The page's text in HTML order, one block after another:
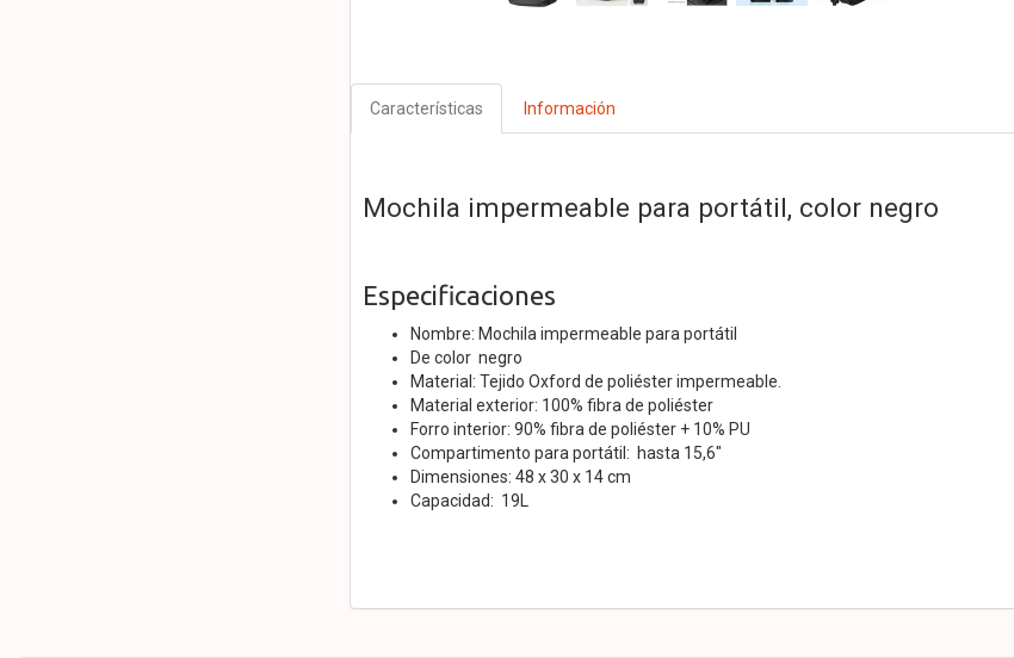
Características Información
Mochila impermeable para portátil, color negro
Especificaciones
Nombre: Mochila impermeable para portátil
De color negro
Material: Tejido Oxford de poliéster impermeable.
Material exterior: 100% fibra de poliéster
Forro interior: 90% fibra de poliéster + 10% PU
Compartimento para portátil: hasta 15,6"
Dimensiones: 48 x 30 x 14 cm
Capacidad: 19L